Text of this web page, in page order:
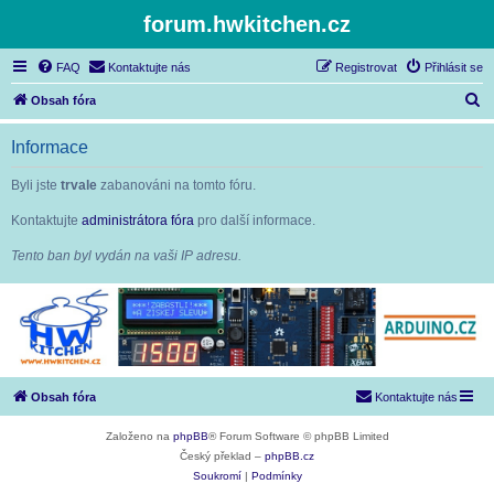
forum.hwkitchen.cz
FAQ Kontaktujte nás Přihlásit se
Registrovat
Obsah fóra
l
Informace
Byli jste trvale zabanováni na tomto fóru.
Kontaktujte administrátora fóra pro další informace.
Tento ban byl vydán na vaši IP adresu.
Obsah fóra Kontaktujte nás
Založeno na phpBB® Forum Software © phpBB Limited
Český překlad – phpBB.cz
Soukromí
Podmínky